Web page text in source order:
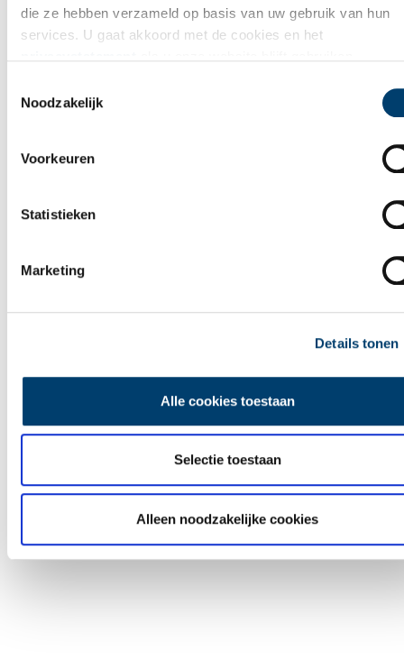
die ze hebben verzameld op basis van uw gebruik van hun
services. U gaat akkoord met de cookies en het
Noodzakelijk
Voorkeuren
Statistieken
Marketing
Details tonen
Alle cookies toestaan
Selectie toestaan
Alleen noodzakelijke cookies